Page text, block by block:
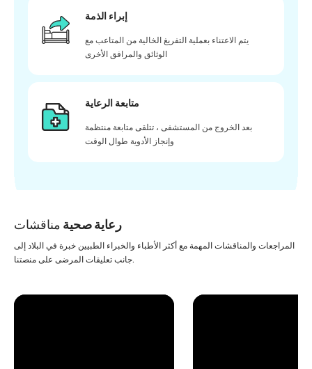
إبراء الذمة
يتم الاعتناء بعملية التفريغ الخالية من المتاعب مع
الوثائق والمرافق الأخرى
متابعة الرعاية
بعد الخروج من المستشفى ، تتلقى متابعة منتظمة
وإنجاز الأدوية طوال الوقت
رعاية صحية مناقشات
المراجعات والمناقشات المهمة مع أكثر الأطباء والخبراء الطبيين خبرة في البلاد إلى
جانب تعليقات المرضى على منصتنا.